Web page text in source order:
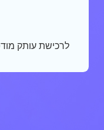
לרכישת עותק